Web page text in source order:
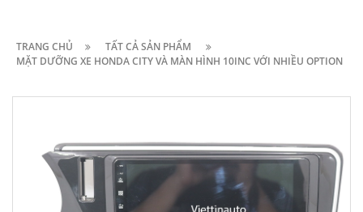
TRANG CHỦ
TẤT CẢ SẢN PHẨM
MẶT DƯỠNG XE HONDA CITY VÀ MÀN HÌNH 10INC VỚI NHIỀU OPTION